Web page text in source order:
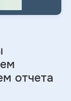
отчета